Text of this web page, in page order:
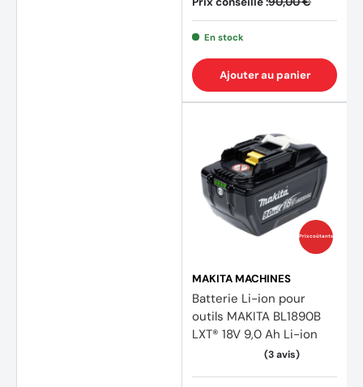
En stock
Ajouter au panier
Prix coûtants
MAKITA MACHINES
Batterie Li-ion pour
outils MAKITA BL1890B
LXT® 18V 9,0 Ah Li-ion